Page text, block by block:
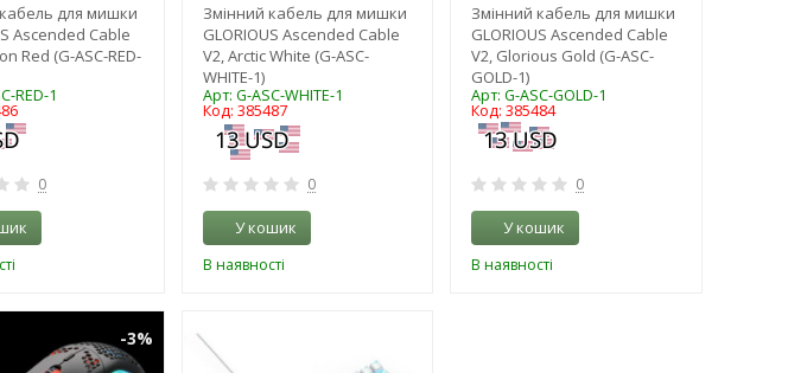
для мишки
Ascended Cable
Red (G-ASC-RED-
RED-1
0
Змінний кабель для мишки
GLORIOUS Ascended Cable
V2, Arctic White (G-ASC-
WHITE-1)
Арт: G-ASC-WHITE-1
Код: 385487
0
У кошик
В наявності
Змінний кабель для мишки
GLORIOUS Ascended Cable
V2, Glorious Gold (G-ASC-
GOLD-1)
Арт: G-ASC-GOLD-1
Код: 385484
0
У кошик
В наявності
-3%